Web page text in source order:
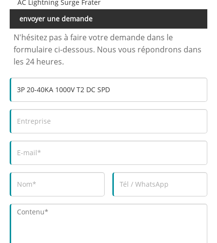
AC Lightning Surge Frater
envoyer une demande
N'hésitez pas à faire votre demande dans le
formulaire ci-dessous. Nous vous répondrons dans
les 24 heures.